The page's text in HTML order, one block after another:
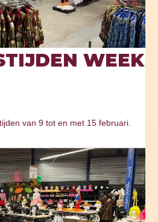
WEEK
van 9 tot en met 15 februari.